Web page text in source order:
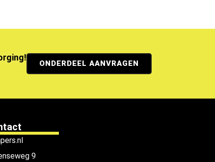
ONDERDEEL AANVRAGEN
9